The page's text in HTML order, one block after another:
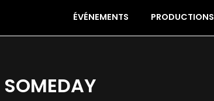
ÉVÉNEMENTS PRODUCTIONS